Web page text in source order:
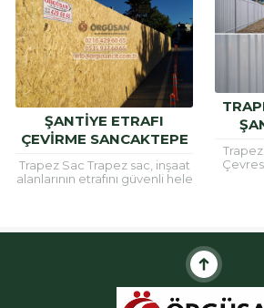
ŞANTİYE ETRAFI
ÇEVİRME SANCAKTEPE
Trapez Sac Trapez sac, inşaat
alanlarının etrafını güvenli hele
malzemedir.Trapez sac